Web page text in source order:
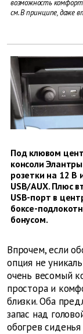
возможность
см. В принципе, даже
Под клювом
консоли
розетки на 12 В
USB/AUX. Плюс
USB-порт в
боксе-
бонусом.
Впрочем, если
опция не
очень весомый
простора и
близки. Оба
запас над
обогрев